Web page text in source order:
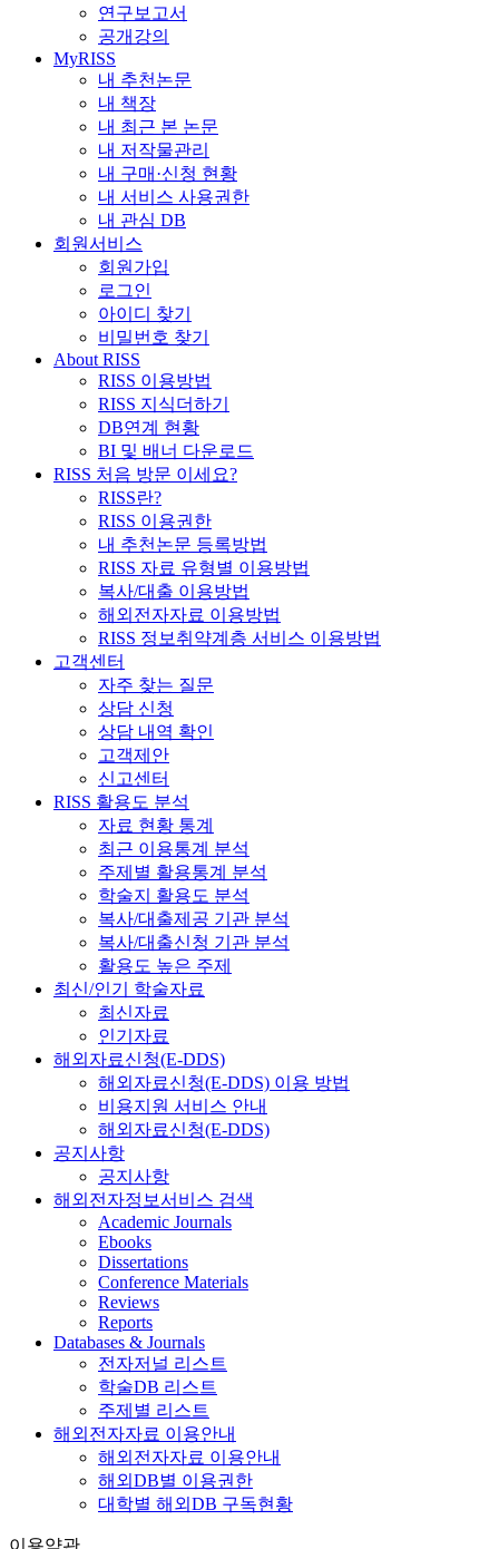
연구보고서
공개강의
MyRISS
내 추천논문
내 책장
내 최근 본 논문
내 저작물관리
내 구매·신청 현황
내 서비스 사용권한
내 관심 DB
회원서비스
회원가입
로그인
아이디 찾기
비밀번호 찾기
About RISS
RISS 이용방법
RISS 지식더하기
DB연계 현황
BI 및 배너 다운로드
RISS 처음 방문 이세요?
RISS란?
RISS 이용권한
내 추천논문 등록방법
RISS 자료 유형별 이용방법
복사/대출 이용방법
해외전자자료 이용방법
RISS 정보취약계층 서비스 이용방법
고객센터
자주 찾는 질문
상담 신청
상담 내역 확인
고객제안
신고센터
RISS 활용도 분석
자료 현황 통계
최근 이용통계 분석
주제별 활용통계 분석
학술지 활용도 분석
복사/대출제공 기관 분석
복사/대출신청 기관 분석
활용도 높은 주제
최신/인기 학술자료
최신자료
인기자료
해외자료신청(E-DDS)
해외자료신청(E-DDS) 이용 방법
비용지원 서비스 안내
해외자료신청(E-DDS)
공지사항
공지사항
해외전자정보서비스 검색
Academic Journals
Ebooks
Dissertations
Conference Materials
Reviews
Reports
Databases & Journals
전자저널 리스트
학술DB 리스트
주제별 리스트
해외전자자료 이용안내
해외전자자료 이용안내
해외DB별 이용권한
대학별 해외DB 구독현황
이용약관